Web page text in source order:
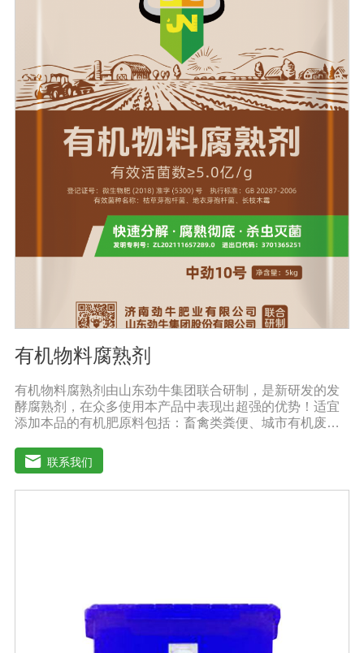
项：解冻：采用逐步解冻法（ -20℃→2-8℃→ 室温），可
减少沉淀的产生使血清质量不会受到影响。
有机物料腐熟剂
有机物料腐熟剂由山东劲牛集团联合研制，是新研发的发
酵腐熟剂，在众多使用本产品中表现出超强的优势！适宜
添加本品的有机肥原料包括：畜禽类粪便、城市有机废弃
工废弃料（蔗糖泥、果渣、茶渣、蘑菇渣、酒糟、中草药
残渣、糠醛渣、农作物秸杆等）。【功效特点】1、本产品
适应性广，升温速度快，分解能力强，除臭效果彻底。2、
量】 本品1公斤可发酵2-3吨物料。使用时先将发酵剂与稻
糠或玉米面或者干的发酵物料湿均匀, 后掺入发酵物中, 混
匀, 堆成堆(夏天堆高控制在0. 6-1米之间, 冬季0. 8-1. 6米之
间, 并用薄膜或草帘覆盖, 待内部温度升到25℃时, 将覆盖
联系我们